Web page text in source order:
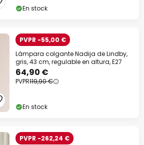
En stock
PVPR -55,00 €
Lámpara colgante Nadija de Lindby,
gris, 43 cm, regulable en altura, E27
64,90 €
PVPR119,90 €
En stock
PVPR -262,24 €